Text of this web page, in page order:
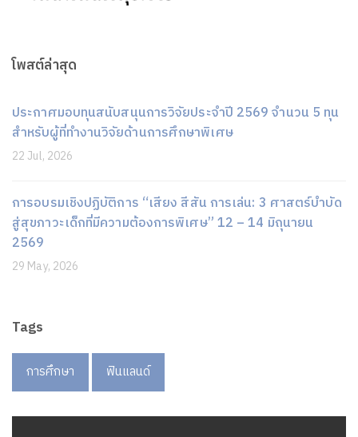
โพสต์ล่าสุด
ประกาศมอบทุนสนับสนุนการวิจัยประจำปี 2569 จำนวน 5 ทุน
สำหรับผู้ที่ทำงานวิจัยด้านการศึกษาพิเศษ
22 Jul, 2026
การอบรมเชิงปฏิบัติการ “เสียง สีสัน การเล่น: 3 ศาสตร์บำบัด
สู่สุขภาวะเด็กที่มีความต้องการพิเศษ” 12 – 14 มิถุนายน
2569
29 May, 2026
Tags
การศึกษา ฟินแลนด์